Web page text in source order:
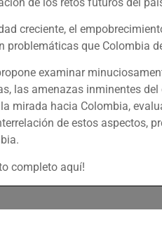
creciente, el
problemáticas que Colombia
examinar
las amenazas inminentes
mirada hacia Colombia,
de estos aspectos,
completo aquí!